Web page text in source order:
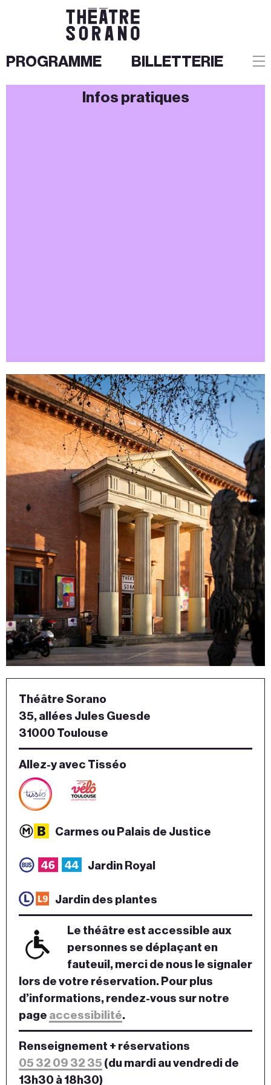
PROGRAMME BILLETTERIE
Infos pratiques
Théâtre Sorano
35, allées Jules Guesde
31000 Toulouse
Allez-y avec Tisséo
Carmes ou Palais de Justice
Jardin Royal
Jardin des plantes
Le théâtre est accessible aux
personnes se déplaçant en
fauteuil, merci de nous le signaler
lors de votre réservation. Pour plus
d’informations, rendez-vous sur notre
page accessibilité.
Renseignement + réservations
05 32 09 32 35 (du mardi au vendredi de
13h30 à 18h30)